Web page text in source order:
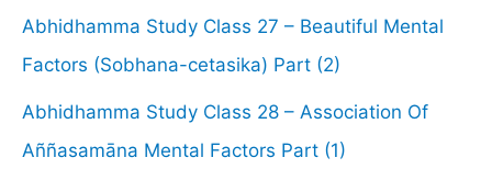
Abhidhamma Study Class 27 – Beautiful Mental
Factors (Sobhana-cetasika) Part (2)
Abhidhamma Study Class 28 – Association Of
Aññasamāna Mental Factors Part (1)